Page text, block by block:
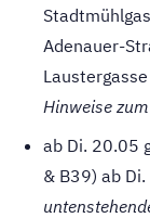
Adenauer-
Laustergasse
Hinweise
ab Di. 20.05
& B39) ab